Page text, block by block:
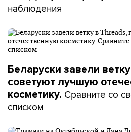
наблюдения
Беларуски завели
советуют лучшую
косметику. Сравните со
списком